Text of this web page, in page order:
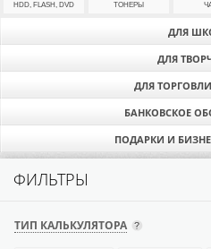
ДЛЯ
ДЛЯ
ДЛЯ
БАНКОВСКОЕ
ПОДАРКИ И
HDD, FLASH, DVD
ТОНЕРЫ
ФИЛЬТРЫ
ТИП КАЛЬКУЛЯТОРА